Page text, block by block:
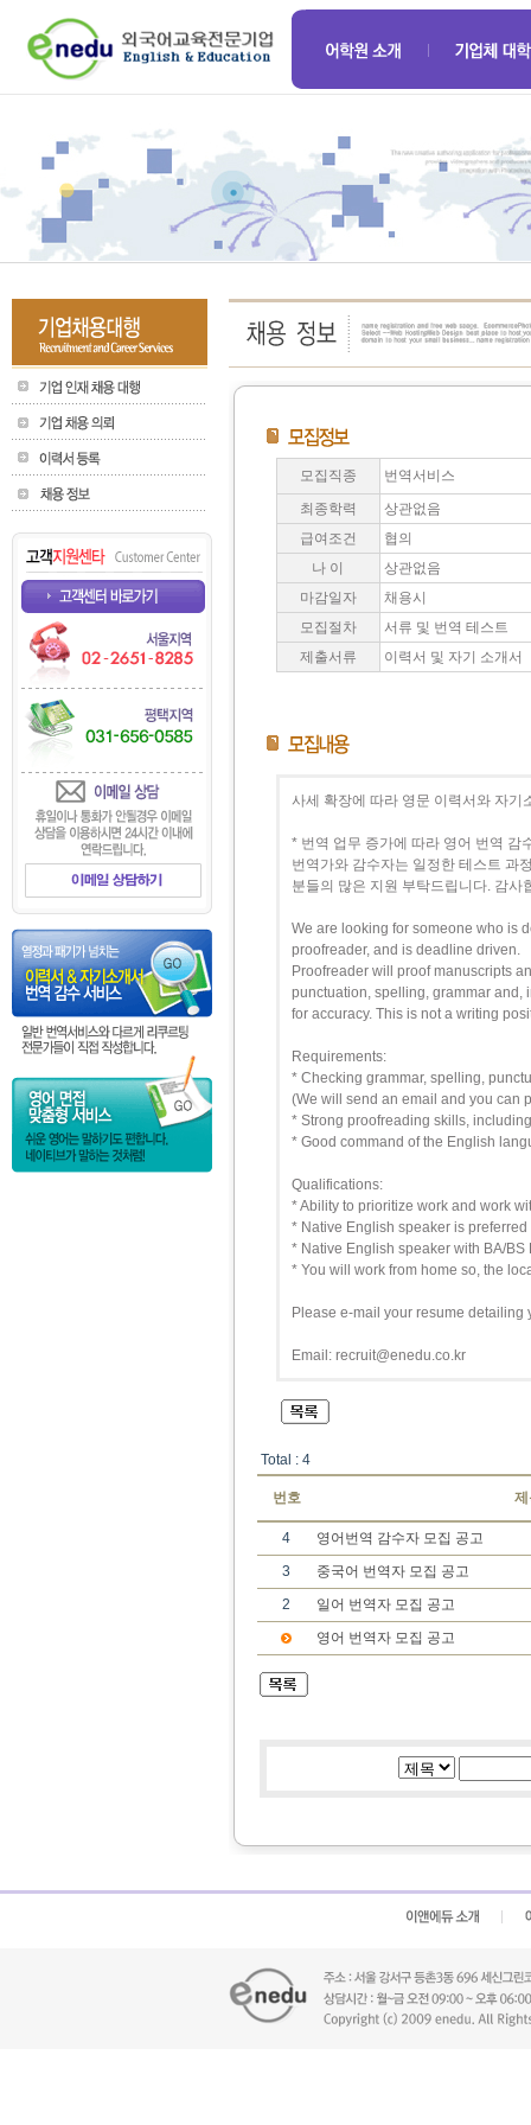
모집직종
번역서비스
최종학력
상관없음
급여조건
협의
나 이
상관없음
마감일자
채용시
모집절차
서류 및 번역 테스트
제출서류
이력서 및 자기 소개서
사세 확장에 따라 영문 이력서와 자
* 번역 업무 증가에 따라 영어 번역 감
번역가와 감수자는 일정한 테스트 과
분들의 많은 지원 부탁드립니다. 감사
We are looking for someone who is
proofreader, and is deadline driven.
Proofreader will proof manuscripts
punctuation, spelling, grammar and,
for accuracy. This is not a writing
Requirements:
* Checking grammar, spelling,
(We will send an email and you can
* Strong proofreading skills,
* Good command of the English
Qualifications:
* Ability to prioritize work and work
* Native English speaker is preferred
* Native English speaker with BA/
* You will work from home so, the
Please e-mail your resume
Email: recruit@enedu.co.kr
Total : 4
번호 제
4
영어번역 감수자 모집 공고
3
중국어 번역자 모집 공고
2
일어 번역자 모집 공고
영어 번역자 모집 공고